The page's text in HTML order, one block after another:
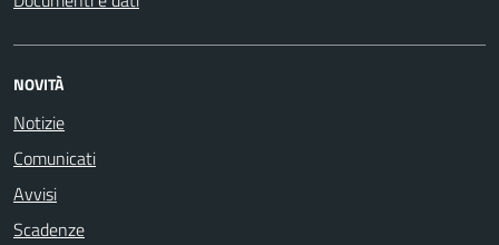
NOVITÀ
Notizie
Comunicati
Avvisi
Scadenze